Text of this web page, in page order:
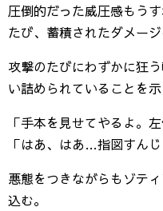
圧倒的だった威圧感もう
たび、蓄積されたダメー
攻撃のたびにわずかに狂
い詰められていることを示
「手本を見せてやるよ。
「はあ、はあ…指図すん
悪態をつきながらもゾテ
込む。